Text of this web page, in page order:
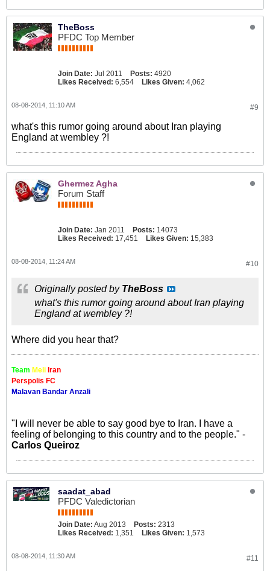
TheBoss
PFDC Top Member
Join Date: Jul 2011 Posts: 4920
Likes Received: 6,554 Likes Given: 4,062
#9
08-08-2014, 11:10 AM
what's this rumor going around about Iran playing
England at wembley ?!
Ghermez Agha
Forum Staff
Join Date: Jan 2011 Posts: 14073
Likes Received: 17,451 Likes Given: 15,383
#10
08-08-2014, 11:24 AM
Originally posted by TheBoss
what's this rumor going around about Iran playing
England at wembley ?!
Where did you hear that?
Team Meli Iran
Perspolis FC
Malavan Bandar Anzali
"I will never be able to say good bye to Iran. I have a
feeling of belonging to this country and to the people." -
Carlos Queiroz
saadat_abad
PFDC Valedictorian
Join Date: Aug 2013 Posts: 2313
Likes Received: 1,351 Likes Given: 1,573
#11
08-08-2014, 11:30 AM